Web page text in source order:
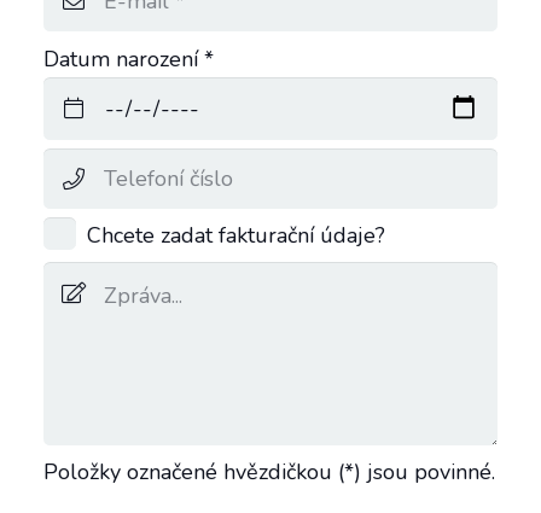
Datum narození *
Chcete zadat fakturační údaje?
Položky označené hvězdičkou (*) jsou povinné.